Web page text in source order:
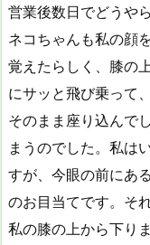
営業後数日でどうやら
ネコちゃんも私の顔
覚えたらしく、膝の上
にサッと飛び乗って、
そのまま座り込んでし
まうのでした。私は
すが、今眼の前にあ
のお目当てです。そ
私の膝の上から下り